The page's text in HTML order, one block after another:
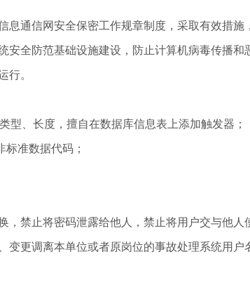
通信网安全保密工作规章制度，采取有效措施
全防范基础设施建设，防止计算机病毒传播
。
、长度，擅自在数据库信息表上添加触发器；
准数据代码；
禁止将密码泄露给他人，禁止将用户交与他人
更调离本单位或者原岗位的事故处理系统用户